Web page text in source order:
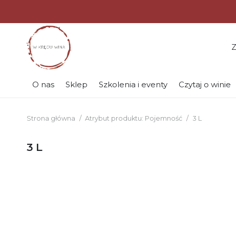
O nas Sklep Szkolenia i eventy Czytaj o winie
Strona główna / Atrybut produktu: Pojemność / 3 L
3 L